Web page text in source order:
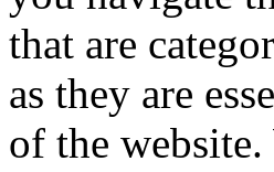
that are
as they are
of the